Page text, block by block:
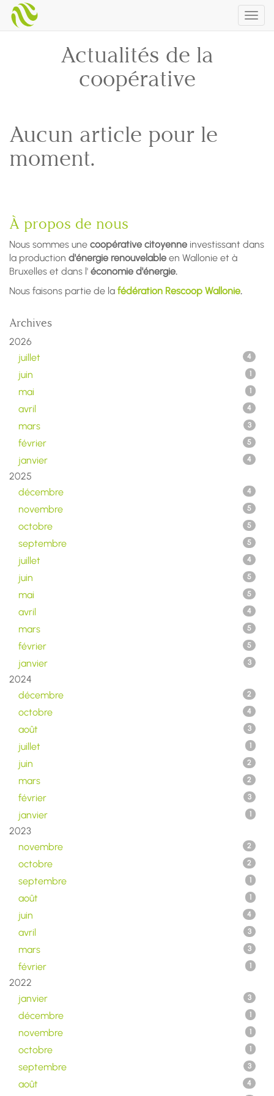
Actualités de la
coopérative
Aucun article pour le
moment.
À propos de nous
Nous sommes une coopérative citoyenne investissant dans
la production d'énergie renouvelable en Wallonie et à
Bruxelles et dans l' économie d'énergie.
Nous faisons partie de la fédération Rescoop Wallonie.
Archives
2026
juillet
4
juin 1
mai 1
avril 4
mars 3
février 5
janvier 4
2025
décembre
4
novembre 5
octobre 5
septembre 5
juillet 4
juin 5
mai 5
avril 4
mars 5
février 5
janvier 3
2024
décembre
2
octobre 4
août 3
juillet 1
juin 2
mars 2
février 3
janvier 1
2023
novembre
2
octobre 2
septembre 1
août 1
juin 4
avril 3
mars 3
février 1
2022
janvier
3
décembre 1
novembre 1
octobre 1
septembre 3
août 4